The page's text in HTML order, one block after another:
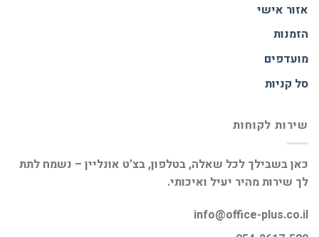
אזור אישי
הזמנות
מועדפים
סל קניות
שירות לקוחות
כאן בשבילך לכל שאלה, בטלפון, בצ’ט אונליין – נשמח לתת
לך שירות מהיר יעיל ואיכותי.
info@office-plus.co.il